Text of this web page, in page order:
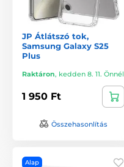
JP Átlátszó tok,
Samsung Galaxy S25
Plus
Raktáron, kedden 8. 11. Önnél
1 950 Ft
Összehasonlítás
Alap